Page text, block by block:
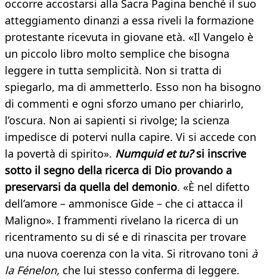
occorre accostarsi alla Sacra Pagina benché il suo
atteggiamento dinanzi a essa riveli la formazione
protestante ricevuta in giovane età. «Il Vangelo è
un piccolo libro molto semplice che bisogna
leggere in tutta semplicità. Non si tratta di
spiegarlo, ma di ammetterlo. Esso non ha bisogno
di commenti e ogni sforzo umano per chiarirlo,
l’oscura. Non ai sapienti si rivolge; la scienza
impedisce di potervi nulla capire. Vi si accede con
la povertà di spirito». Numquid et tu?si inscrive
sotto il segno della ricerca di Dio provando a
preservarsi da quella del demonio. «È nel difetto
dell’amore – ammonisce Gide – che ci attacca il
Maligno». I frammenti rivelano la ricerca di un
ricentramento su di sé e di rinascita per trovare
una nuova coerenza con la vita. Si ritrovano toni à
la Fénelon, che lui stesso conferma di leggere.